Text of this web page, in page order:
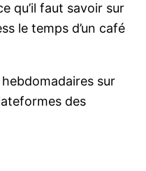
qu’il faut savoir sur
le temps d’un café
sur
des